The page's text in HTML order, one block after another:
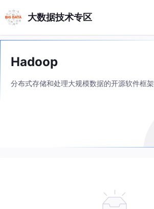
大数据技术专区
Hadoop
分布式存储和处理大规模数据的开源软件框架